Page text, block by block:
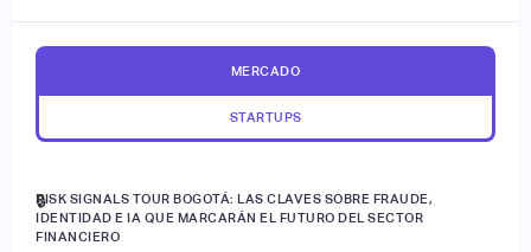
MERCADO
STARTUPS
RISK SIGNALS TOUR BOGOTÁ: LAS CLAVES SOBRE FRAUDE,
IDENTIDAD E IA QUE MARCARÁN EL FUTURO DEL SECTOR
FINANCIERO
🔒